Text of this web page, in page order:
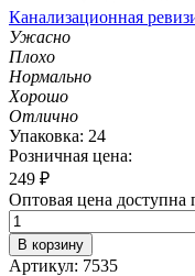
Канализационная
Ужасно
Плохо
Нормально
Хорошо
Отлично
Упаковка: 24
Розничная цена:
249 ₽
Оптовая цена доступна
В корзину
Артикул: 7535